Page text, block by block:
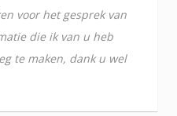
voor het gesprek van
die ik van u heb
te maken, dank u wel